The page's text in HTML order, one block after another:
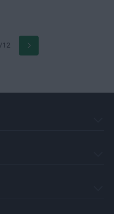
12